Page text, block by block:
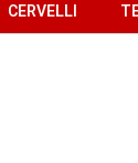
CERVELLI